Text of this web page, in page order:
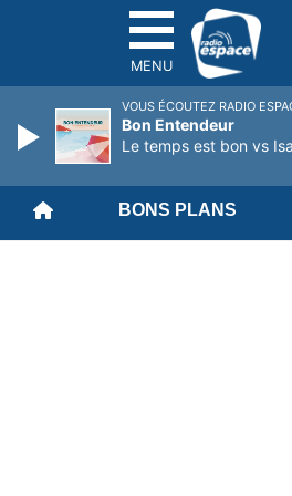
MENU
BONS PLANS
VOUS ÉCOUTEZ RADIO
Bon Entendeur
Le temps est bon vs